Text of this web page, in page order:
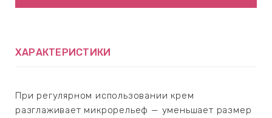
ХАРАКТЕРИСТИКИ
При регулярном использовании крем
разглаживает микрорельеф — уменьшает размер